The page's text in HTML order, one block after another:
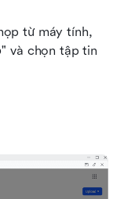
từ máy tính,
" và chọn tập tin